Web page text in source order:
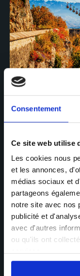
Consentement
Ce site web utilise
Les cookies nous
et les annonces,
médias sociaux et
partageons
notre site avec nos
publicité et
avec d'autres
ou qu'ils ont
Notre rôle ne
aidons à
Nous
fiscales,
personnelles,
Nos
s’adapter